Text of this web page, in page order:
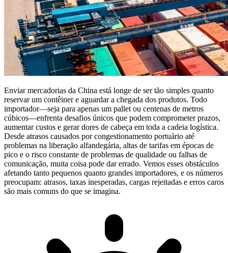
Enviar mercadorias da China está longe de ser tão simples quanto
reservar um contêiner e aguardar a chegada dos produtos. Todo
importador—seja para apenas um pallet ou centenas de metros
cúbicos—enfrenta desafios únicos que podem comprometer prazos,
aumentar custos e gerar dores de cabeça em toda a cadeia logística.
Desde atrasos causados por congestionamento portuário até
problemas na liberação alfandegária, altas de tarifas em épocas de
pico e o risco constante de problemas de qualidade ou falhas de
comunicação, muita coisa pode dar errado. Vemos esses obstáculos
afetando tanto pequenos quanto grandes importadores, e os números
preocupam: atrasos, taxas inesperadas, cargas rejeitadas e erros caros
são mais comuns do que se imagina.